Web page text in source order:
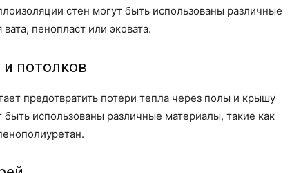
стен могут быть использованы различные
пенопласт или эковата.
потолков
предотвратить потери тепла через полы и крышу
использованы различные материалы, такие как